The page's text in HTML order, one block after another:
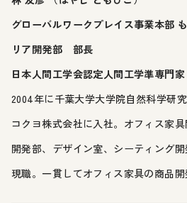
グローバルワークプレイス事業本部
リア開発部 部長
日本人間工学会認定人間工学準専門家
2004年に千葉大学大学院自然科学研
コクヨ株式会社に入社。オフィス家
開発部、デザイン室、シーティング
現職。一貫してオフィス家具の商品開